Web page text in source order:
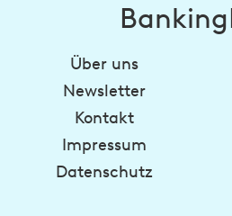
Über uns
Newsletter
Kontakt
Impressum
Datenschutz